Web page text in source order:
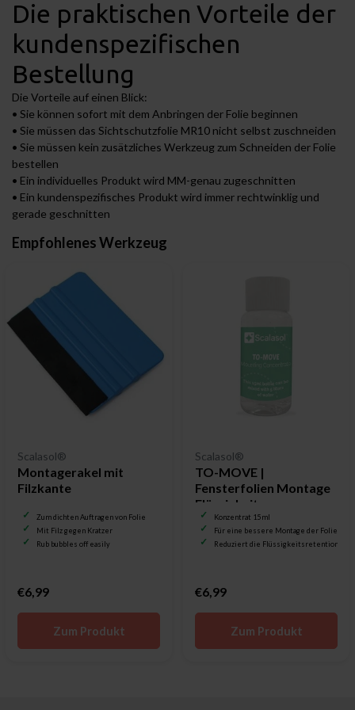
Die praktischen Vorteile der
kundenspezifischen
Bestellung
Die Vorteile auf einen Blick:
• Sie können sofort mit dem Anbringen der Folie beginnen
• Sie müssen das Sichtschutzfolie MR10 nicht selbst zuschneiden
• Sie müssen kein zusätzliches Werkzeug zum Schneiden der Folie
bestellen
• Ein individuelles Produkt wird MM-genau zugeschnitten
• Ein kundenspezifisches Produkt wird immer rechtwinklig und
gerade geschnitten
Empfohlenes Werkzeug
Scalasol®
Montagerakel mit
Filzkante
Zum dichten Auftragen von Folie
Mit Filz gegen Kratzer
Rub bubbles off easily
€6,99
Zum Produkt
Scalasol®
TO-MOVE |
Fensterfolien Montage
Flüssigkeit
Konzentrat 15 ml
Für eine bessere Montage der Folie
Reduziert die Flüssigkeitsretention
€6,99
Zum Produkt